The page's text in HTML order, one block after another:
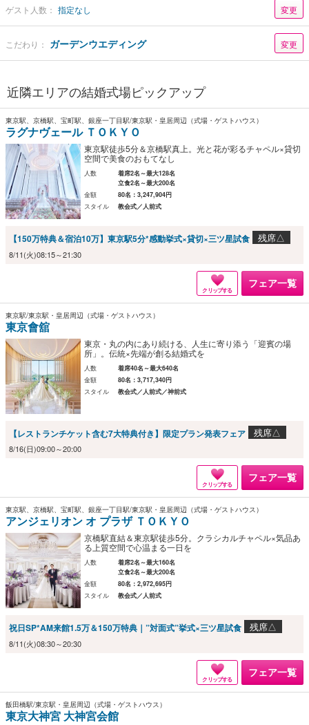
ゲスト人数： 指定なし 変更
こだわり： ガーデンウエディング 変更
近隣エリアの結婚式場ピックアップ
東京駅、京橋駅、宝町駅、銀座一丁目駅/東京駅・皇居周辺（式場・ゲストハウス）
ラグナヴェール ＴＯＫＹＯ
東京駅徒歩5分＆京橋駅真上。光と花が彩るチャペル×貸切
空間で美食のおもてなし
人数
着席2名～最大128名
立食2名～最大200名
金額
80名：3,247,904円
スタイル
教会式／人前式
【150万特典＆宿泊10万】東京駅5分*感動挙式×貸切×三ツ星試食 残席△
8/11(火)08:15～21:30
クリップする
フェア一覧
東京駅/東京駅・皇居周辺（式場・ゲストハウス）
東京會舘
東京・丸の内にあり続ける、人生に寄り添う「迎賓の場
所」。伝統×先端が創る結婚式を
人数
着席40名～最大640名
金額
80名：3,717,340円
スタイル
教会式／人前式／神前式
【レストランチケット含む7大特典付き】限定プラン発表フェア 残席△
8/16(日)09:00～20:00
クリップする
フェア一覧
東京駅、京橋駅、宝町駅、銀座一丁目駅/東京駅・皇居周辺（式場・ゲストハウス）
アンジェリオン オ プラザ ＴＯＫＹＯ
京橋駅直結＆東京駅徒歩5分。クラシカルチャペル×気品あ
る上質空間で心温まる一日を
人数
着席2名～最大160名
立食2名～最大200名
金額
80名：2,972,695円
スタイル
教会式／人前式
祝日SP*AM来館1.5万＆150万特典｜”対面式”挙式×三ツ星試食 残席△
8/11(火)08:30～20:30
クリップする
フェア一覧
飯田橋駅/東京駅・皇居周辺（式場・ゲストハウス）
東京大神宮 大神宮会館